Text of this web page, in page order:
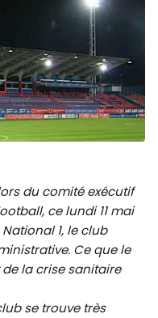
du comité exécutif
ce lundi 11 mai
1, le club
Ce que le
la crise sanitaire
se trouve très